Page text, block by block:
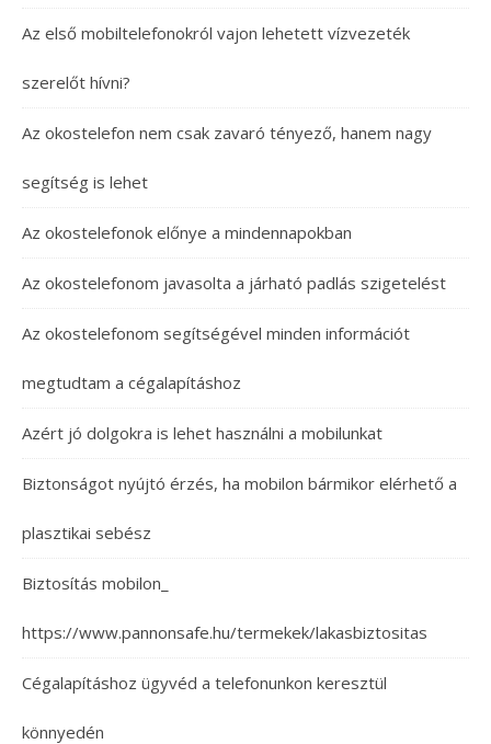
Az első mobiltelefonokról vajon lehetett vízvezeték
szerelőt hívni?
Az okostelefon nem csak zavaró tényező, hanem nagy
segítség is lehet
Az okostelefonok előnye a mindennapokban
Az okostelefonom javasolta a járható padlás szigetelést
Az okostelefonom segítségével minden információt
megtudtam a cégalapításhoz
Azért jó dolgokra is lehet használni a mobilunkat
Biztonságot nyújtó érzés, ha mobilon bármikor elérhető a
plasztikai sebész
Biztosítás mobilon_
https://www.pannonsafe.hu/termekek/lakasbiztositas
Cégalapításhoz ügyvéd a telefonunkon keresztül
könnyedén